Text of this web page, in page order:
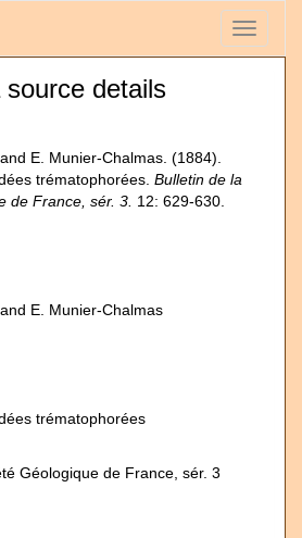
Toggle
details
E. Munier-Chalmas. (1884).
trématophorées. Bulletin de la
de France, sér. 3. 12: 629-630.
E. Munier-Chalmas
trématophorées
Géologique de France, sér. 3